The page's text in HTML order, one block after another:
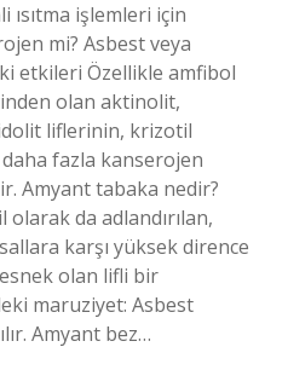
işlemleri için
mi? Asbest veya
etkileri Özellikle amfibol
olan aktinolit,
liflerinin, krizotil
fazla kanserojen
Amyant tabaka nedir?
da adlandırılan,
karşı yüksek dirence
olan lifli bir
maruziyet: Asbest
Amyant bez…